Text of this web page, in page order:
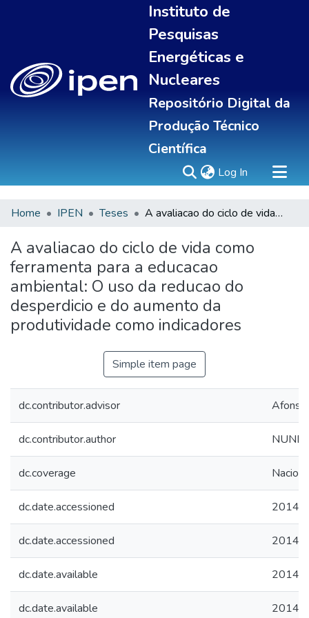
Instituto de
Pesquisas
Energéticas e
Nucleares
Repositório Digital da
Produção Técnico
Científica
Log In (current)
Sobre
Communities & Collections
All of DSpace
Statistics
Home IPEN Teses A avaliacao do ciclo de vida como ferramenta para a educacao ambiental: O uso da reducao do desperdicio e do aumento da produtividade como indicadores
A avaliacao do ciclo de vida como
ferramenta para a educacao
ambiental: O uso da reducao do
desperdicio e do aumento da
produtividade como indicadores
Simple item page
dc.contributor.advisor Afonso
dc.contributor.author
dc.coverage
dc.date.accessioned 2014-
dc.date.accessioned 2014-
dc.date.available 2014-
dc.date.available 2014-